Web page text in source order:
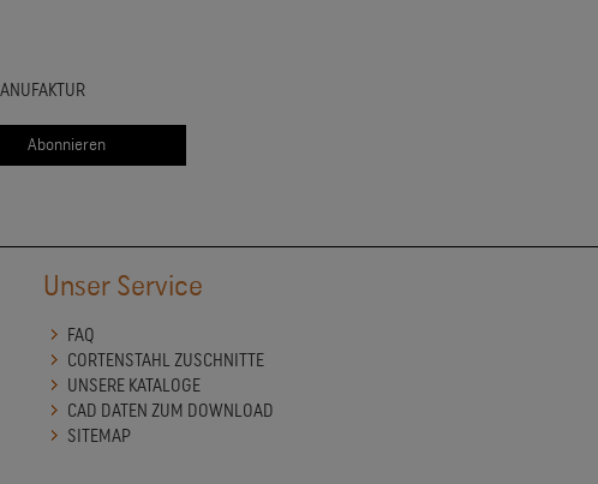
Unser Service
FAQ
CORTENSTAHL ZUSCHNITTE
UNSERE KATALOGE
CAD DATEN ZUM DOWNLOAD
SITEMAP